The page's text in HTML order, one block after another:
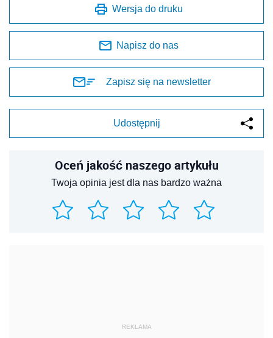
Wersja do druku
Napisz do nas
Zapisz się na newsletter
Udostępnij
Oceń jakość naszego artykułu
Twoja opinia jest dla nas bardzo ważna
REKLAMA